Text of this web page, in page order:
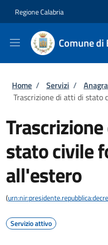
Regione Calabria
Comune di
Briciole di
Home / Servizi /
Trascrizione di atti di stato
stato civile
all'estero
(
Servizio attivo